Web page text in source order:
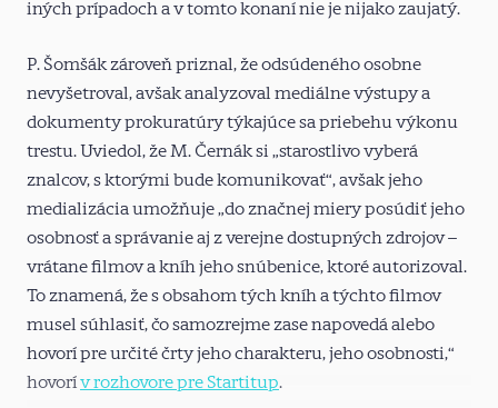
iných prípadoch a v tomto konaní nie je nijako zaujatý.
P. Šomšák zároveň priznal, že odsúdeného osobne
nevyšetroval, avšak analyzoval mediálne výstupy a
dokumenty prokuratúry týkajúce sa priebehu výkonu
trestu. Uviedol, že M. Černák si „starostlivo vyberá
znalcov, s ktorými bude komunikovať“, avšak jeho
medializácia umožňuje „do značnej miery posúdiť jeho
osobnosť a správanie aj z verejne dostupných zdrojov –
vrátane filmov a kníh jeho snúbenice, ktoré autorizoval.
To znamená, že s obsahom tých kníh a týchto filmov
musel súhlasiť, čo samozrejme zase napovedá alebo
hovorí pre určité črty jeho charakteru, jeho osobnosti,“
hovorív rozhovore pre Startitup.